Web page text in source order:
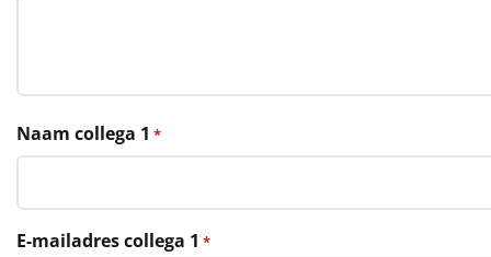
Rituals
Mannen
Naam collega 1 *
E-mailadres collega 1 *